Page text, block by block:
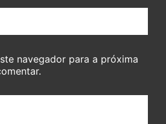
navegador para a próxima